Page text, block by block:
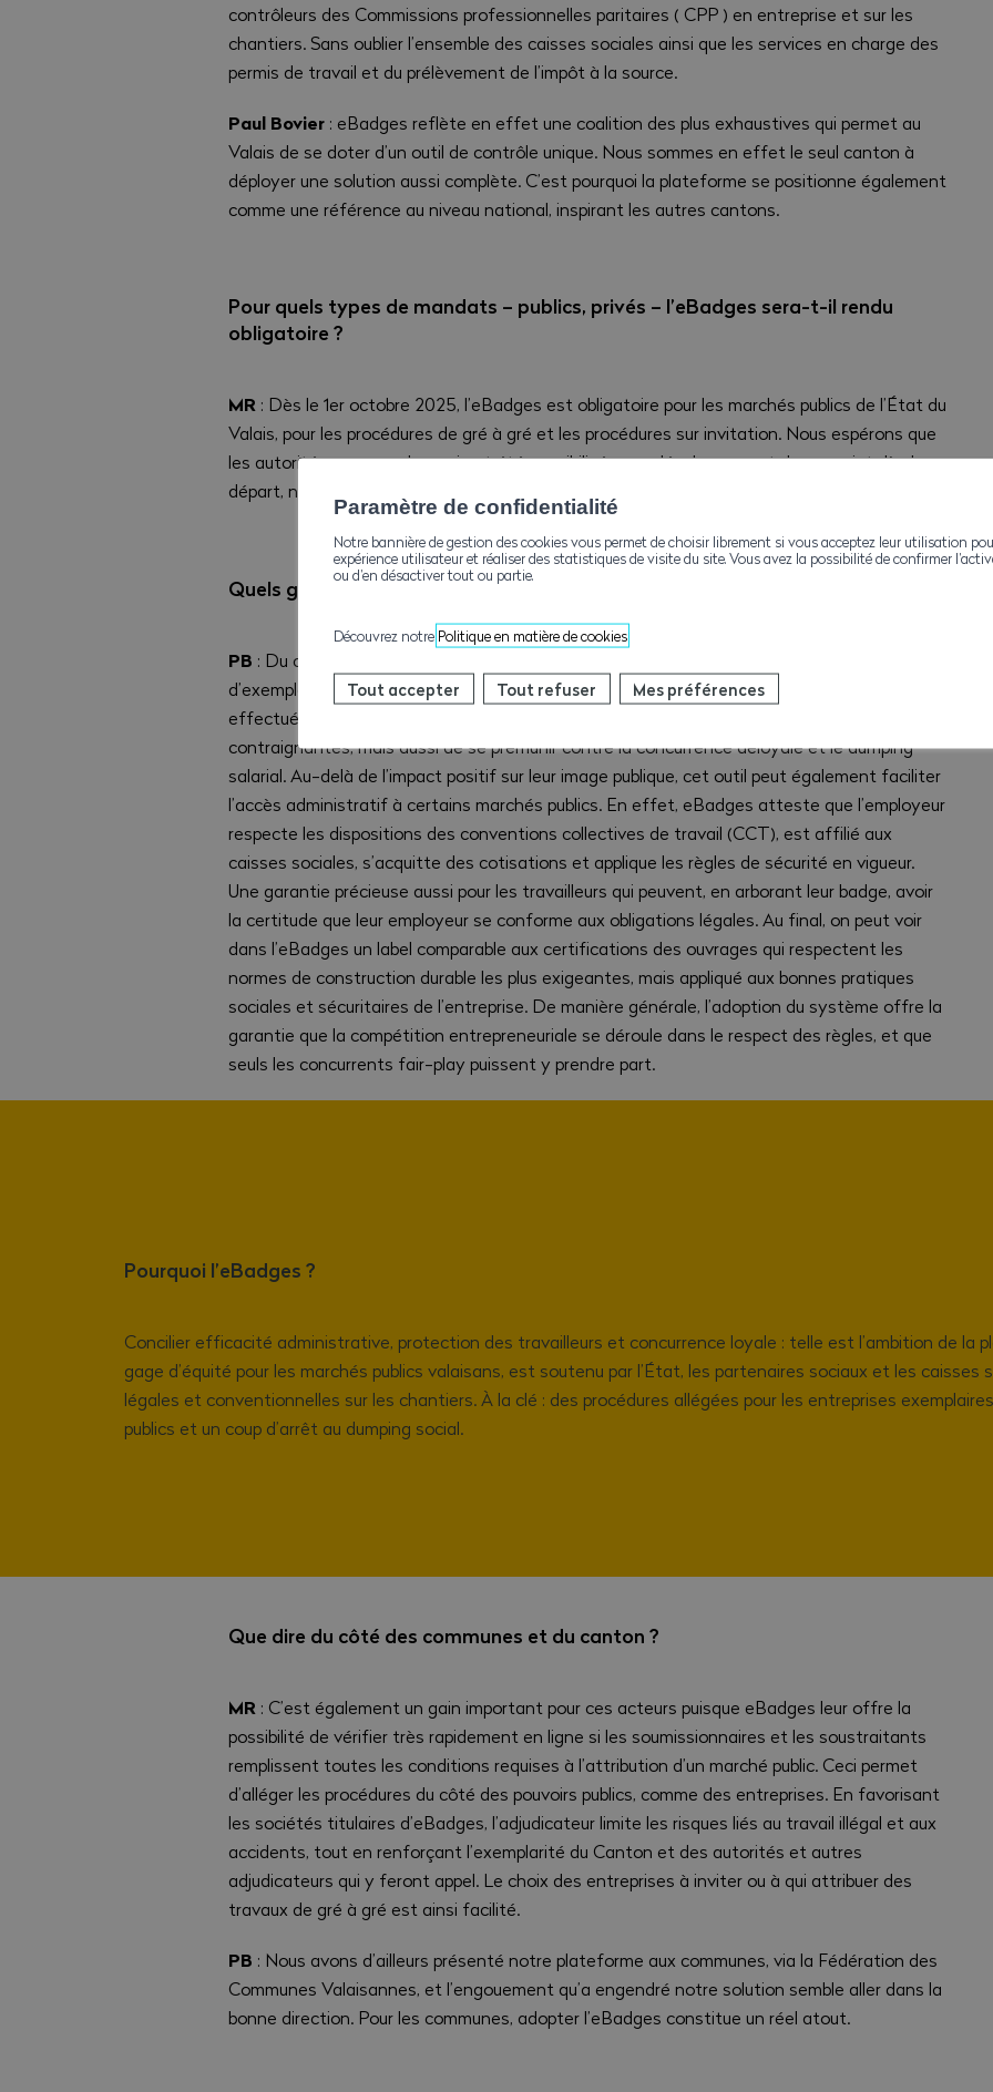
contrôleurs des Commissions professionnelles paritaires ( CPP ) en entreprise et sur les
chantiers. Sans oublier l’ensemble des caisses sociales ainsi que les services en charge des
permis de travail et du prélèvement de l’impôt à la source.
Paul Bovier : eBadges reflète en effet une coalition des plus exhaustives qui permet au
Valais de se doter d’un outil de contrôle unique. Nous sommes en effet le seul canton à
déployer une solution aussi complète. C’est pourquoi la plateforme se positionne également
comme une référence au niveau national, inspirant les autres cantons.
Pour quels types de mandats – publics, privés – l’eBadges sera-t-il rendu
obligatoire ?
MR : Dès le 1er octobre 2025, l’eBadges est obligatoire pour les marchés publics de l’État du
Valais, pour les procédures de gré à gré et les procédures sur invitation. Nous espérons que
les autorités communales, qui ont été sensibilisées au développement de ce projet dès le
départ, nous emboîtent le pas.
Quels gains, et pour qui, sont à attendre du déploiement du système ?
PB : Du côté des entreprises, eBadges constitue un véritable gage d’équité et
d’exemplarité sociale. Il leur permet, une fois les premières démarches administratives
effectuées, de profiter de l’automatisation de certaines formalités administratives
contraignantes, mais aussi de se prémunir contre la concurrence déloyale et le dumping
salarial. Au-delà de l’impact positif sur leur image publique, cet outil peut également faciliter
l’accès administratif à certains marchés publics. En effet, eBadges atteste que l’employeur
respecte les dispositions des conventions collectives de travail (CCT), est affilié aux
caisses sociales, s’acquitte des cotisations et applique les règles de sécurité en vigueur.
Une garantie précieuse aussi pour les travailleurs qui peuvent, en arborant leur badge, avoir
la certitude que leur employeur se conforme aux obligations légales. Au final, on peut voir
dans l’eBadges un label comparable aux certifications des ouvrages qui respectent les
normes de construction durable les plus exigeantes, mais appliqué aux bonnes pratiques
sociales et sécuritaires de l’entreprise. De manière générale, l’adoption du système offre la
garantie que la compétition entrepreneuriale se déroule dans le respect des règles, et que
seuls les concurrents fair-play puissent y prendre part.
Pourquoi l’eBadges ?
Concilier efficacité administrative, protection des travailleurs et concurrence loyale : telle est l’ambition de la
gage d’équité pour les marchés publics valaisans, est soutenu par l’État, les partenaires sociaux et les
légales et conventionnelles sur les chantiers. À la clé : des procédures allégées pour les entreprises
publics et un coup d’arrêt au dumping social.
Que dire du côté des communes et du canton ?
MR : C’est également un gain important pour ces acteurs puisque eBadges leur offre la
possibilité de vérifier très rapidement en ligne si les soumissionnaires et les soustraitants
remplissent toutes les conditions requises à l’attribution d’un marché public. Ceci permet
d’alléger les procédures du côté des pouvoirs publics, comme des entreprises. En favorisant
les sociétés titulaires d’eBadges, l’adjudicateur limite les risques liés au travail illégal et aux
accidents, tout en renforçant l’exemplarité du Canton et des autorités et autres
adjudicateurs qui y feront appel. Le choix des entreprises à inviter ou à qui attribuer des
travaux de gré à gré est ainsi facilité.
PB : Nous avons d’ailleurs présenté notre plateforme aux communes, via la Fédération des
Communes Valaisannes, et l’engouement qu’a engendré notre solution semble aller dans la
bonne direction. Pour les communes, adopter l’eBadges constitue un réel atout.
Paramètre de confidentialité
Notre bannière de gestion des cookies vous permet de choisir librement si vous acceptez leur utilisation
expérience utilisateur et réaliser des statistiques de visite du site. Vous avez la possibilité de confirmer
ou d’en désactiver tout ou partie.
Découvrez notre Politique en matière de cookies
Tout accepter Tout refuser Mes préférences